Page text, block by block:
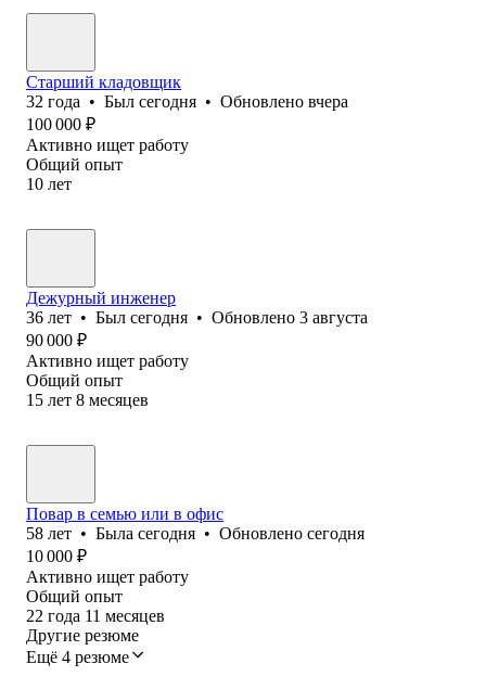
Старший кладовщик
32 года • Был сегодня • Обновлено вчера
100 000 ₽
Активно ищет работу
Общий опыт
10 лет
Дежурный инженер
36 лет • Был сегодня • Обновлено 3 августа
90 000 ₽
Активно ищет работу
Общий опыт
15 лет 8 месяцев
Повар в семью или в офис
58 лет • Была сегодня • Обновлено сегодня
10 000 ₽
Активно ищет работу
Общий опыт
22 года 11 месяцев
Другие резюме
Ещё 4 резюме